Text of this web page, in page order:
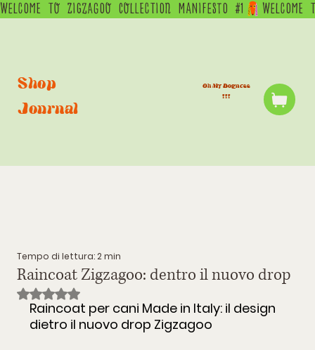
WELCOME  TO  ZIGZAGOO  COLLECTION  MANIFESTO  #1
Raincoat Zigzagoo: dentro il nuovo drop
Tempo di lettura: 2 min
Valutazione NaN stelle su 5.
Raincoat per cani Made in Italy: il design
dietro il nuovo drop Zigzagoo
Shop
Journal
Oh My Dogness
!!!